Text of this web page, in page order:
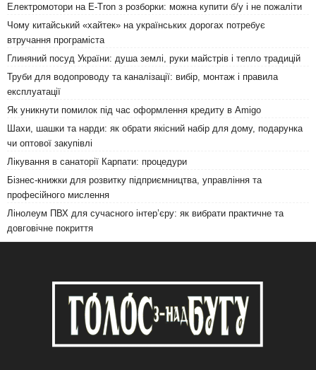
Електромотори на E-Tron з розборки: можна купити б/у і не пожаліти
Чому китайський «хайтек» на українських дорогах потребує
втручання програміста
Глиняний посуд України: душа землі, руки майстрів і тепло традицій
Труби для водопроводу та каналізації: вибір, монтаж і правила
експлуатації
Як уникнути помилок під час оформлення кредиту в Amigo
Шахи, шашки та нарди: як обрати якісний набір для дому, подарунка
чи оптової закупівлі
Лікування в санаторії Карпати: процедури
Бізнес-книжки для розвитку підприємництва, управління та
професійного мислення
Лінолеум ПВХ для сучасного інтер’єру: як вибрати практичне та
довговічне покриття